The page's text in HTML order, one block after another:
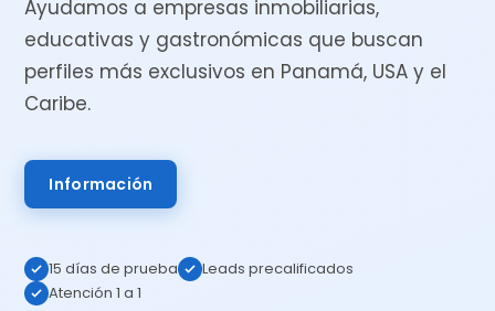
Ayudamos a empresas inmobiliarias,
educativas y gastronómicas que buscan
perfiles más exclusivos en Panamá, USA y el
Caribe.
Información
15 días de prueba
Leads precalificados
Atención 1 a 1